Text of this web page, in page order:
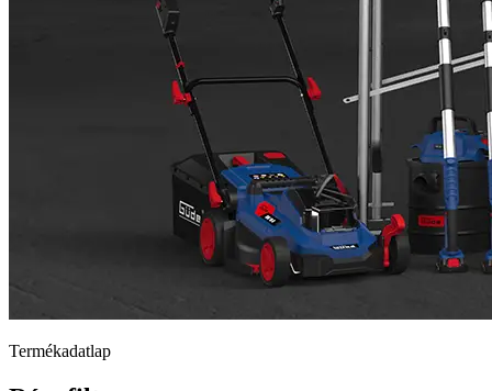
Termékadatlap